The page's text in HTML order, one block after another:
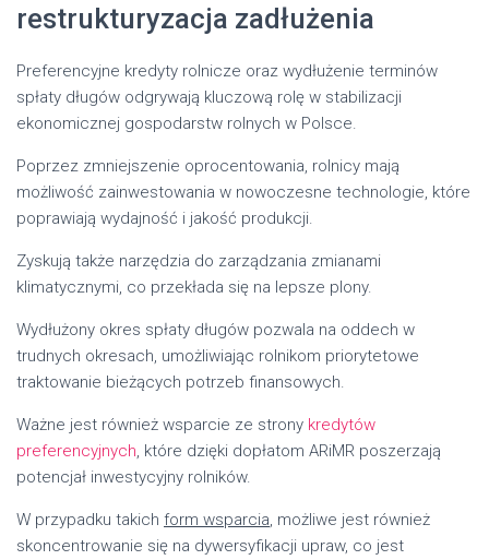
restrukturyzacja zadłużenia
Preferencyjne kredyty rolnicze oraz wydłużenie terminów
spłaty długów odgrywają kluczową rolę w stabilizacji
ekonomicznej gospodarstw rolnych w Polsce.
Poprzez zmniejszenie oprocentowania, rolnicy mają
możliwość zainwestowania w nowoczesne technologie, które
poprawiają wydajność i jakość produkcji.
Zyskują także narzędzia do zarządzania zmianami
klimatycznymi, co przekłada się na lepsze plony.
Wydłużony okres spłaty długów pozwala na oddech w
trudnych okresach, umożliwiając rolnikom priorytetowe
traktowanie bieżących potrzeb finansowych.
Ważne jest również wsparcie ze strony kredytów
preferencyjnych, które dzięki dopłatom ARiMR poszerzają
potencjał inwestycyjny rolników.
W przypadku takich form wsparcia, możliwe jest również
skoncentrowanie się na dywersyfikacji upraw, co jest